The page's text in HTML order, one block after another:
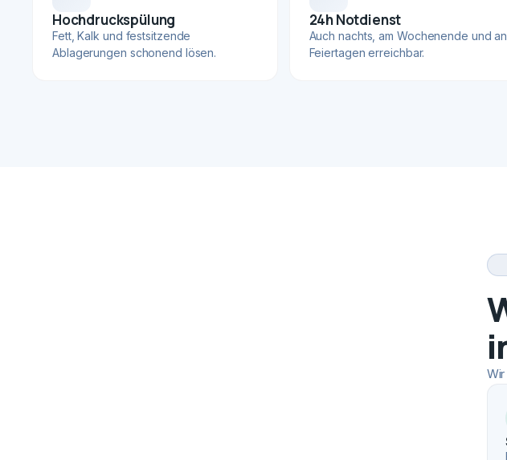
Hochdruckspülung
Fett, Kalk und festsitzende
Ablagerungen schonend lösen.
24h Notdienst
Auch nachts, am Wochenende und an
Feiertagen erreichbar.